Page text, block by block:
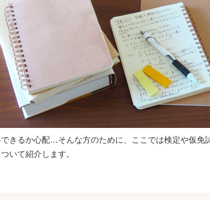
きるか心配…そんな方のために、ここでは検定や仮免
いて紹介します。